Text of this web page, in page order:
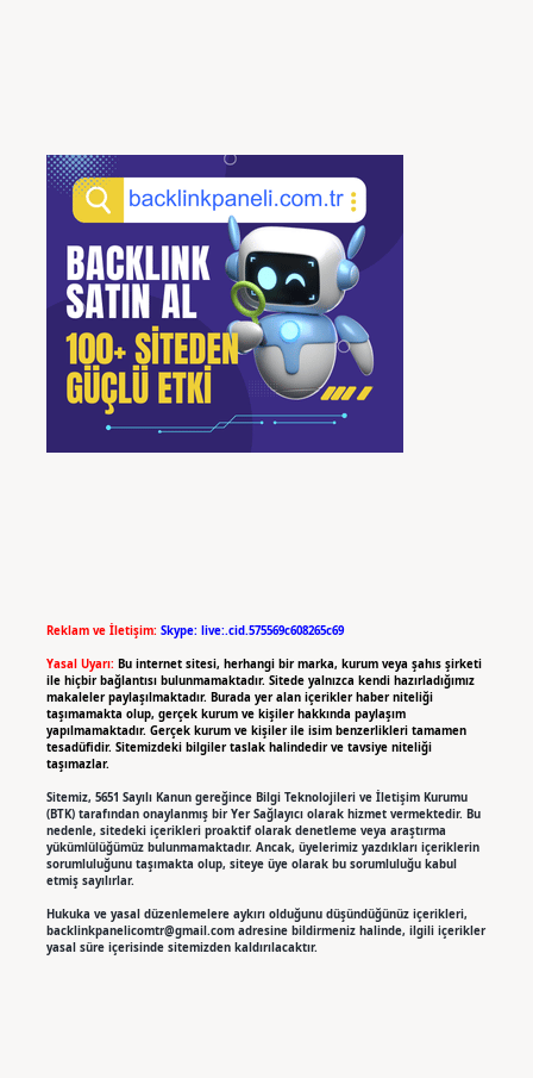
Reklam ve İletişim: Skype: live:.cid.575569c608265c69
Yasal Uyarı: Bu internet sitesi, herhangi bir marka, kurum veya şahıs şirketi
ile hiçbir bağlantısı bulunmamaktadır. Sitede yalnızca kendi hazırladığımız
makaleler paylaşılmaktadır. Burada yer alan içerikler haber niteliği
taşımamakta olup, gerçek kurum ve kişiler hakkında paylaşım
yapılmamaktadır. Gerçek kurum ve kişiler ile isim benzerlikleri tamamen
tesadüfidir. Sitemizdeki bilgiler taslak halindedir ve tavsiye niteliği
taşımazlar.
Sitemiz, 5651 Sayılı Kanun gereğince Bilgi Teknolojileri ve İletişim Kurumu
(BTK) tarafından onaylanmış bir Yer Sağlayıcı olarak hizmet vermektedir. Bu
nedenle, sitedeki içerikleri proaktif olarak denetleme veya araştırma
yükümlülüğümüz bulunmamaktadır. Ancak, üyelerimiz yazdıkları içeriklerin
sorumluluğunu taşımakta olup, siteye üye olarak bu sorumluluğu kabul
etmiş sayılırlar.
Hukuka ve yasal düzenlemelere aykırı olduğunu düşündüğünüz içerikleri,
backlinkpanelicomtr@gmail.comadresine bildirmeniz halinde, ilgili içerikler
yasal süre içerisinde sitemizden kaldırılacaktır.